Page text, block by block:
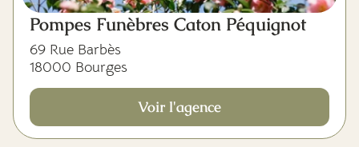
Pompes Funèbres Caton Péquignot
69 Rue Barbès
18000 Bourges
Voir l'agence